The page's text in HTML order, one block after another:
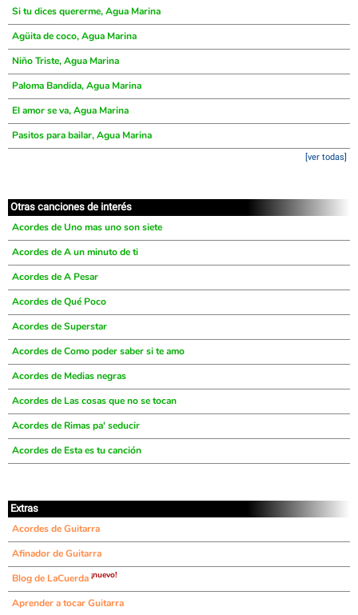
Si tu dices quererme, Agua Marina
Agüita de coco, Agua Marina
Niño Triste, Agua Marina
Paloma Bandida, Agua Marina
El amor se va, Agua Marina
Pasitos para bailar, Agua Marina
[ver todas]
Otras canciones de interés
Acordes de Uno mas uno son siete
Acordes de A un minuto de ti
Acordes de A Pesar
Acordes de Qué Poco
Acordes de Superstar
Acordes de Como poder saber si te amo
Acordes de Medias negras
Acordes de Las cosas que no se tocan
Acordes de Rimas pa' seducir
Acordes de Esta es tu canción
Extras
Acordes de Guitarra
Afinador de Guitarra
Blog de LaCuerda ¡nuevo!
Aprender a tocar Guitarra